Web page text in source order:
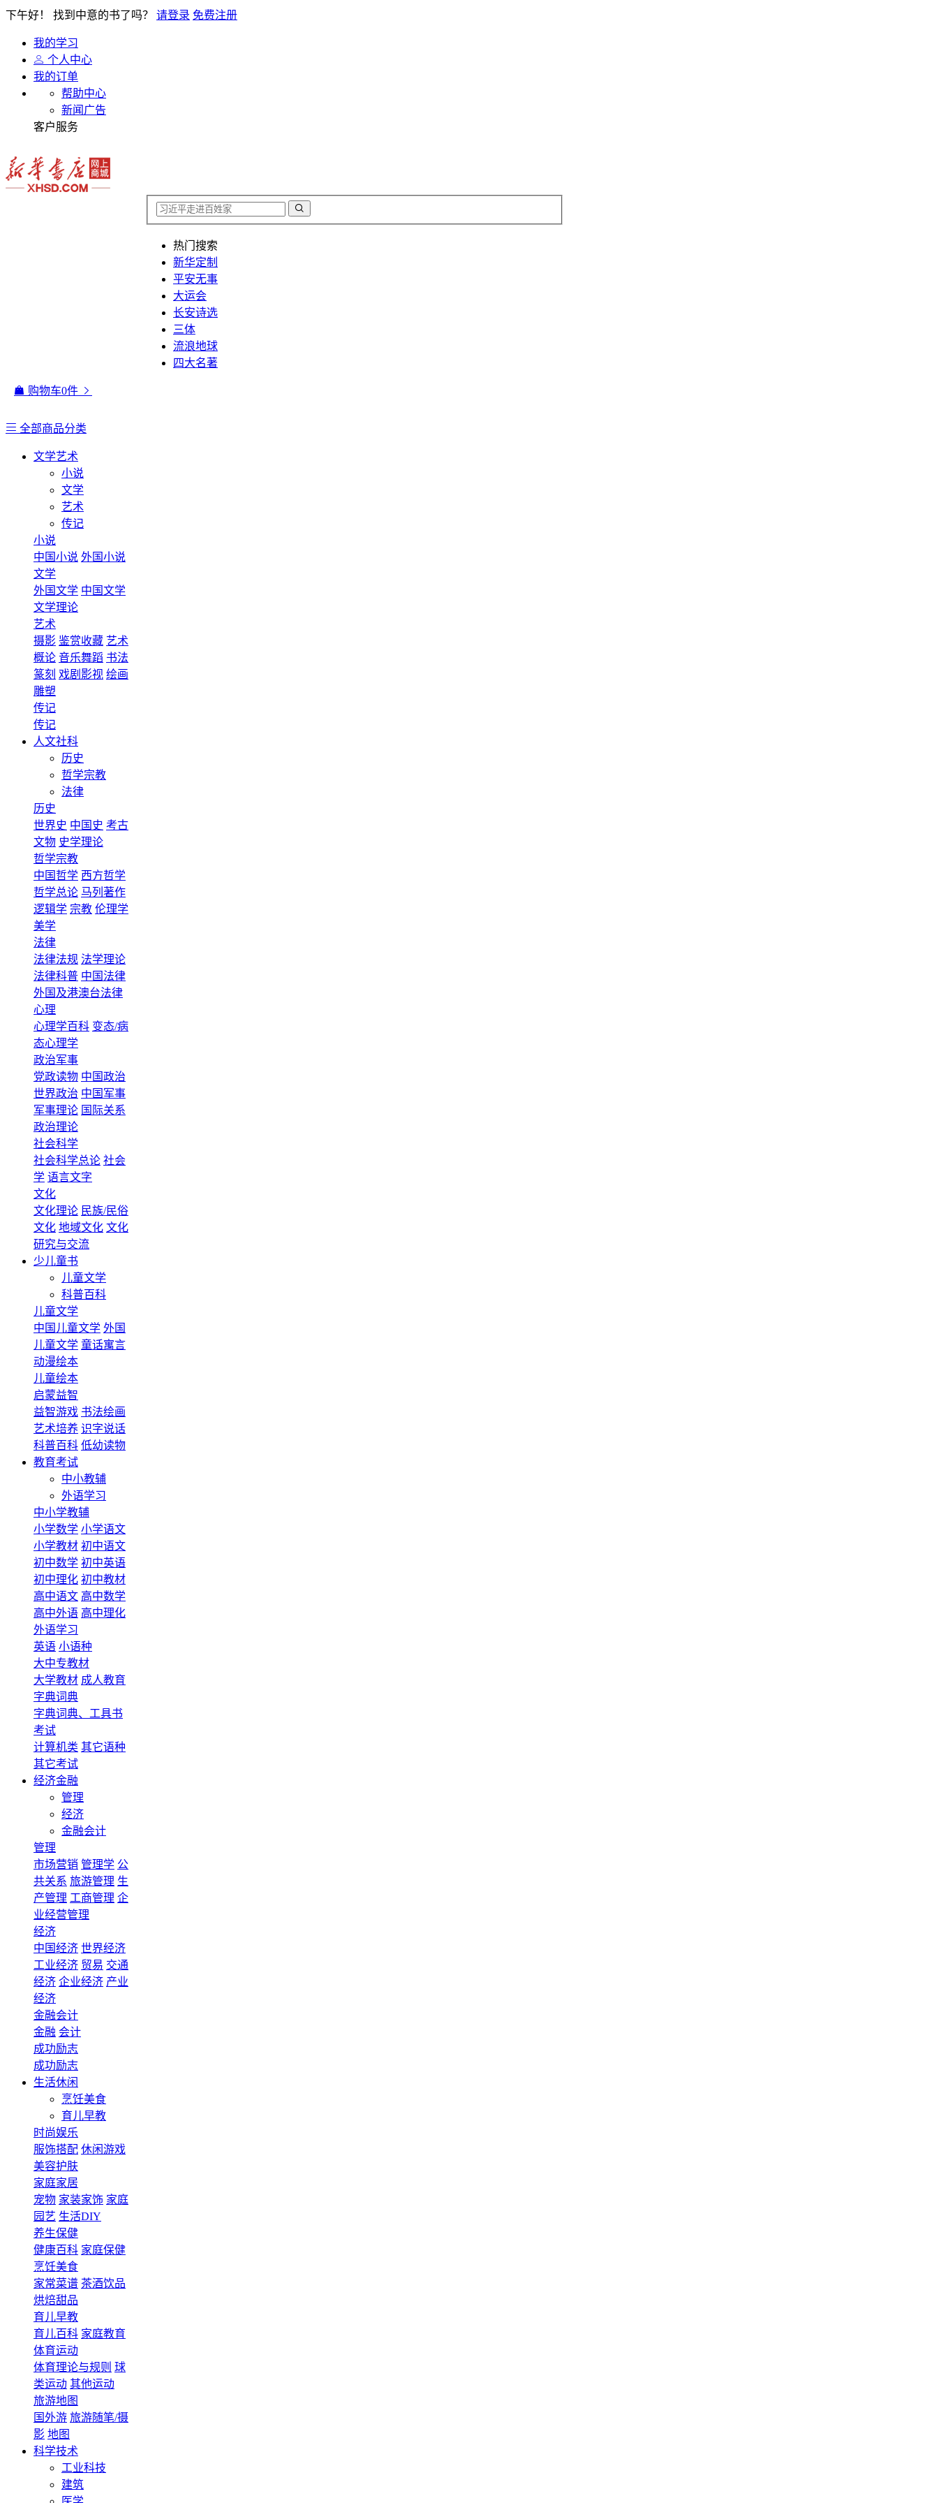
下午好！ 找到中意的书了吗？ 请登录 免费注册
我的学习
个人中心
我的订单
帮助中心
新闻广告
客户服务
热门搜索
新华定制
平安无事
大运会
长安诗选
三体
流浪地球
四大名著
购物车0件
全部商品分类
文学艺术
小说
文学
艺术
传记
小说
中国小说 外国小说
文学
外国文学 中国文学
文学理论
艺术
摄影 鉴赏收藏 艺术
概论 音乐舞蹈 书法
篆刻 戏剧影视 绘画
雕塑
传记
传记
人文社科
历史
哲学宗教
法律
历史
世界史 中国史 考古
文物 史学理论
哲学宗教
中国哲学 西方哲学
哲学总论 马列著作
逻辑学 宗教 伦理学
美学
法律
法律法规 法学理论
法律科普 中国法律
外国及港澳台法律
心理
心理学百科 变态/病
态心理学
政治军事
党政读物 中国政治
世界政治 中国军事
军事理论 国际关系
政治理论
社会科学
社会科学总论 社会
学 语言文字
文化
文化理论 民族/民俗
文化 地域文化 文化
研究与交流
少儿童书
儿童文学
科普百科
儿童文学
中国儿童文学 外国
儿童文学 童话寓言
动漫绘本
儿童绘本
启蒙益智
益智游戏 书法绘画
艺术培养 识字说话
科普百科 低幼读物
教育考试
中小教辅
外语学习
中小学教辅
小学数学 小学语文
小学教材 初中语文
初中数学 初中英语
初中理化 初中教材
高中语文 高中数学
高中外语 高中理化
外语学习
英语 小语种
大中专教材
大学教材 成人教育
字典词典
字典词典、工具书
考试
计算机类 其它语种
其它考试
经济金融
管理
经济
金融会计
管理
市场营销 管理学 公
共关系 旅游管理 生
产管理 工商管理 企
业经营管理
经济
中国经济 世界经济
工业经济 贸易 交通
经济 企业经济 产业
经济
金融会计
金融 会计
成功励志
成功励志
生活休闲
烹饪美食
育儿早教
时尚娱乐
服饰搭配 休闲游戏
美容护肤
家庭家居
宠物 家装家饰 家庭
园艺 生活DIY
养生保健
健康百科 家庭保健
烹饪美食
家常菜谱 茶酒饮品
烘焙甜品
育儿早教
育儿百科 家庭教育
体育运动
体育理论与规则 球
类运动 其他运动
旅游地图
国外游 旅游随笔/摄
影 地图
科学技术
工业科技
建筑